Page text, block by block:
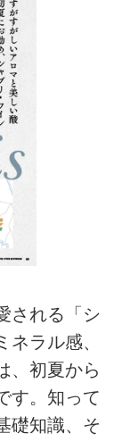
される「シ
ラル感、
、初夏から
す。知って
礎知識、そ